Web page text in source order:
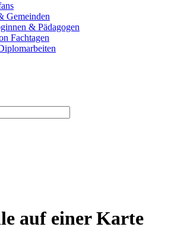
Gemeinden
& Pädagogen
Fachtagen
auf einer Karte